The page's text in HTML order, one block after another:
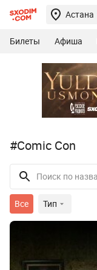
Астана
Билеты Афиша
#Comic Con
Все Тип